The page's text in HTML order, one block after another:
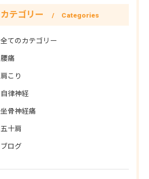
カテゴリー Categories
全てのカテゴリー
腰痛
肩こり
自律神経
坐骨神経痛
五十肩
ブログ